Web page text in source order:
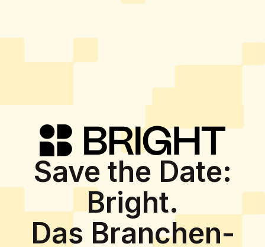
Save the Date:
Bright.
Das Branchen-